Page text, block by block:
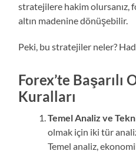
stratejilere hakim olursanız,
altın madenine dönüşebilir.
Peki, bu stratejiler neler?
Forex’te Başarılı
Kuralları
Temel Analiz ve
olmak için iki tür
Temel analiz,